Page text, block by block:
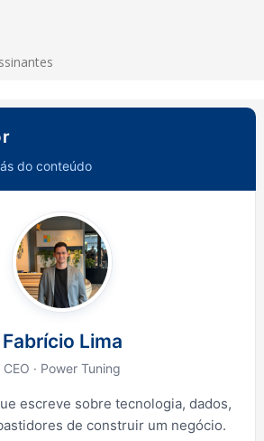
do conteúdo
Fabrício Lima
CEO · Power Tuning
escreve sobre tecnologia, dados,
de construir um negócio.